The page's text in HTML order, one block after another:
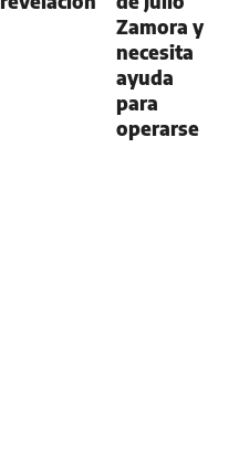
Zamora y
necesita
ayuda
para
operarse